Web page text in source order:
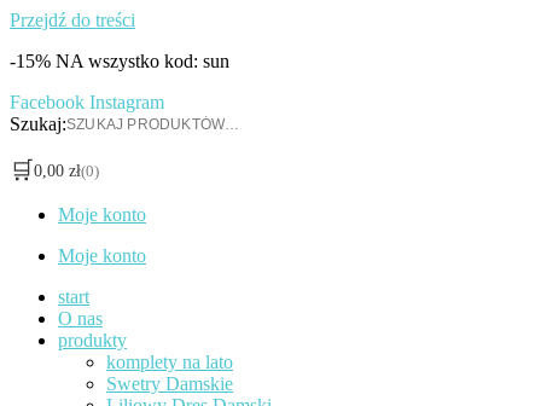
Przejdź do treści
-15% NA wszystko kod: sun
Facebook Instagram
Szukaj:
🛒 0,00 zł(0)
Moje konto
Moje konto
start
O nas
produkty
komplety na lato
Swetry Damskie